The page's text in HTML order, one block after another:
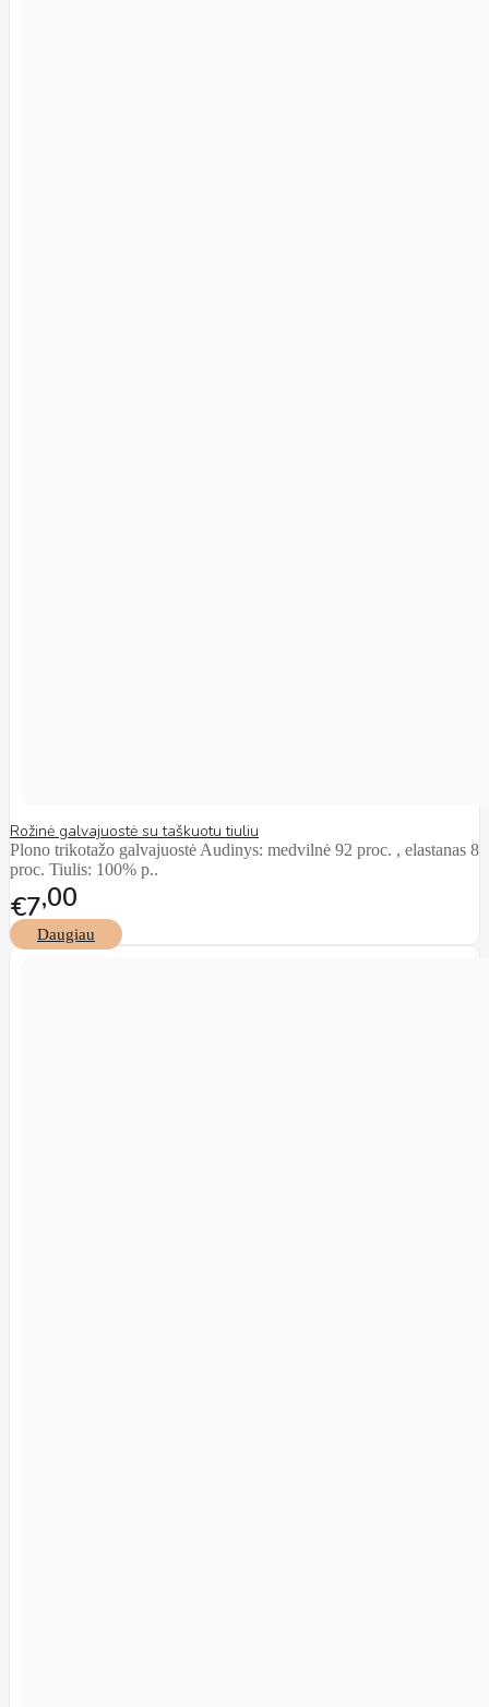
Rožinė galvajuostė su taškuotu tiuliu
Plono trikotažo galvajuostė Audinys: medvilnė 92 proc. , elastanas 8
proc. Tiulis: 100% p..
€7 00
Daugiau